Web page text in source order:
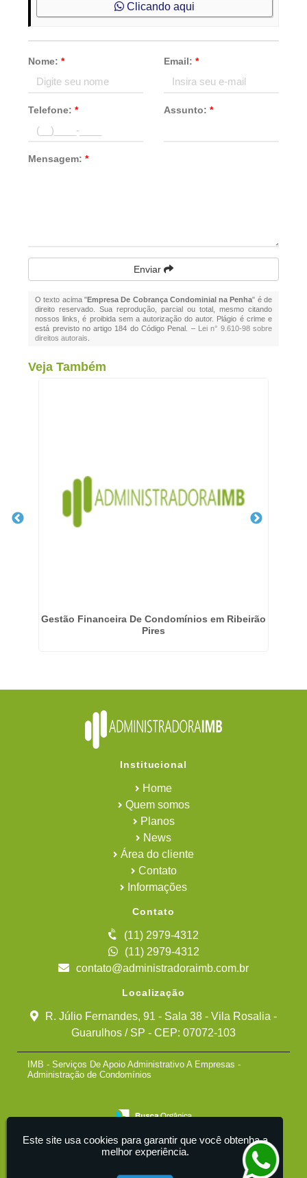
Clicando aqui
Nome:* Email: *
Telefone:* Assunto: *
Mensagem:*
Enviar
O texto acima "Empresa De Cobrança Condominial na Penha" é de
direito reservado. Sua reprodução, parcial ou total, mesmo citando
nossos links, é proibida sem a autorização do autor. Plágio é crime e
está previsto no artigo 184 do Código Penal. – Lei n° 9.610-98 sobre
direitos autorais
Veja Também
Gestão Financeira De Condomínios em Ribeirão
Pires
Institucional
Home
Quem somos
Planos
News
Área do cliente
Contato
Informações
Contato
(11) 2979-4312
(11) 2979-4312
contato@administradoraimb.com.br
Localização
R. Júlio Fernandes, 91 - Sala 38 - Vila Rosalia -
Guarulhos / SP - CEP: 07072-103
IMB - Serviços De Apoio Administrativo A Empresas -
Administração de Condomínios
Este site usa cookies para garantir que você obtenha a
melhor experiência.